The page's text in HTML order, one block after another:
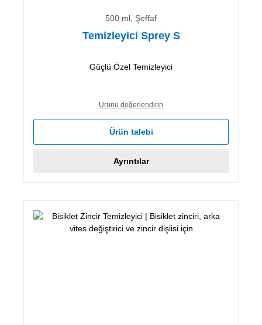
500 ml, Şeffaf
Temizleyici Sprey S
Güçlü Özel Temizleyici
Ürünü değerlendirin
Ürün talebi
Ayrıntılar